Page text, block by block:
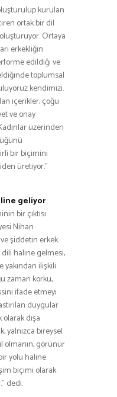
kurulan
ortak bir dil
Ortaya
erkekliğin
edildiği ve
toplumsal
kendimizi.
içerikler, çoğu
ve onay
üzerinden
bir biçimini
üretiyor.”
geliyor
bir çıktısı
Nihan
şiddetin erkek
dili haline gelmesi,
yakından ilişkili
zaman korku,
ifade etmeyi
duygular
olarak dışa
yalnızca bireysel
olmanın, görünür
yolu haline
biçimi olarak
dedi.